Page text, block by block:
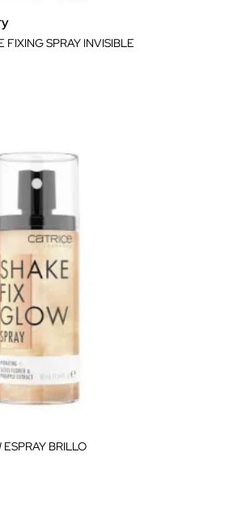
FIXING SPRAY INVISIBLE
BRILLO